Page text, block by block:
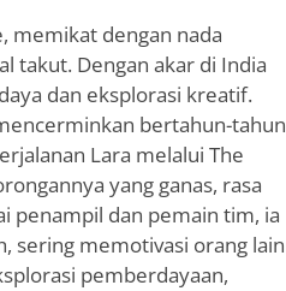
memikat dengan nada
takut. Dengan akar di India
dan eksplorasi kreatif.
bertahun-tahun
Lara melalui The
yang ganas, rasa
penampil dan pemain tim, ia
sering memotivasi orang lain
pemberdayaan,